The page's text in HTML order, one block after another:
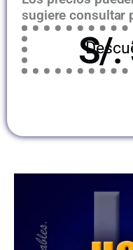
sugiere consultar
S/.